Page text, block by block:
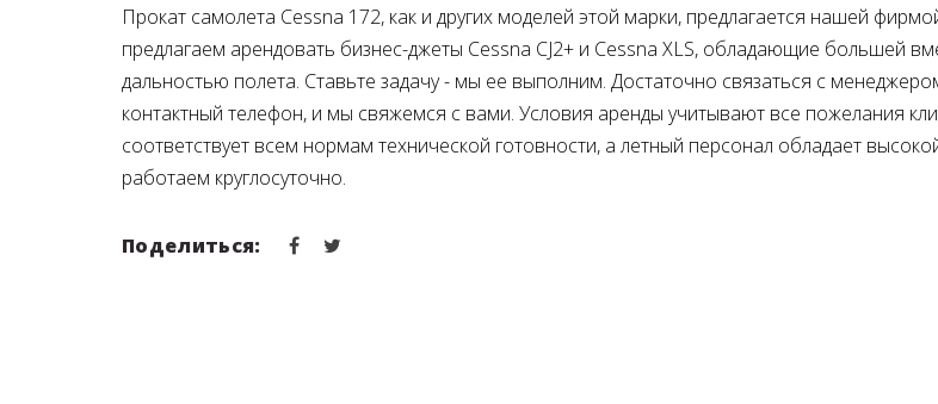
Прокат самолета Cessna 172, как и других моделей этой марки, предлагается нашей
предлагаем арендовать бизнес-джеты Cessna CJ2+ и Cessna XLS, обладающие большей
дальностью полета. Ставьте задачу - мы ее выполним. Достаточно связаться с
контактный телефон, и мы свяжемся с вами. Условия аренды учитывают все пожелания
соответствует всем нормам технической готовности, а летный персонал обладает
работаем круглосуточно.
Поделиться: